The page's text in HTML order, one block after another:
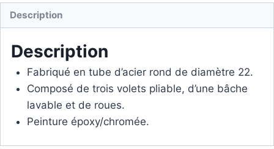
Description
Description
Fabriqué en tube d’acier rond de diamètre 22.
Composé de trois volets pliable, d’une bâche
lavable et de roues.
Peinture époxy/chromée.